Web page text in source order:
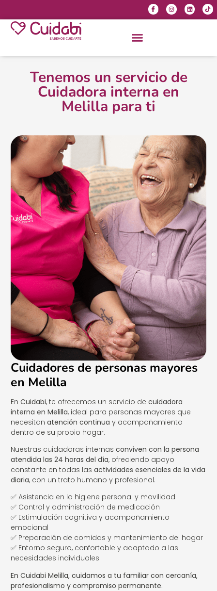
Tenemos un servicio de
Cuidadora interna en
Melilla para ti
Cuidadores de personas mayores
en Melilla
EnCuidabi, te ofrecemos un servicio decuidadora
interna en Melilla, ideal para personas mayores que
necesitanatención continua y acompañamiento
dentro de su propio hogar.
Nuestras cuidadoras internasconviven con la persona
atendida las 24 horas del día, ofreciendo apoyo
constante en todas lasactividades esenciales de la vida
diaria, con un trato humano y profesional.
✅ Asistencia en la higiene personal y movilidad
✅ Control y administración de medicación
✅ Estimulación cognitiva y acompañamiento
emocional
✅ Preparación de comidas y mantenimiento del hogar
✅ Entorno seguro, confortable y adaptado a las
necesidades individuales
En Cuidabi Melilla, cuidamos a tu familiar con cercanía,
profesionalismo y compromiso permanente.